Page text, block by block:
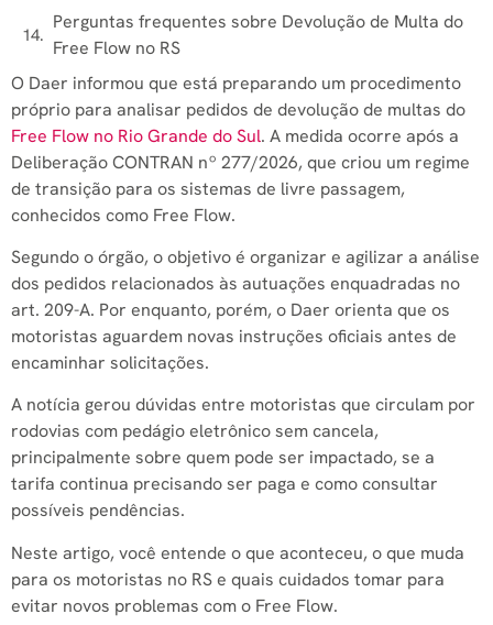
Perguntas frequentes sobre Devolução de Multa do
Free Flow no RS
O Daer informou que está preparando um procedimento
próprio para analisar pedidos de devolução de multas do
Free Flow no Rio Grande do Sul. A medida ocorre após a
Deliberação CONTRAN nº 277/2026, que criou um regime
de transição para os sistemas de livre passagem,
conhecidos como Free Flow.
Segundo o órgão, o objetivo é organizar e agilizar a análise
dos pedidos relacionados às autuações enquadradas no
art. 209-A. Por enquanto, porém, o Daer orienta que os
motoristas aguardem novas instruções oficiais antes de
encaminhar solicitações.
A notícia gerou dúvidas entre motoristas que circulam por
rodovias com pedágio eletrônico sem cancela,
principalmente sobre quem pode ser impactado, se a
tarifa continua precisando ser paga e como consultar
possíveis pendências.
Neste artigo, você entende o que aconteceu, o que muda
para os motoristas no RS e quais cuidados tomar para
evitar novos problemas com o Free Flow.